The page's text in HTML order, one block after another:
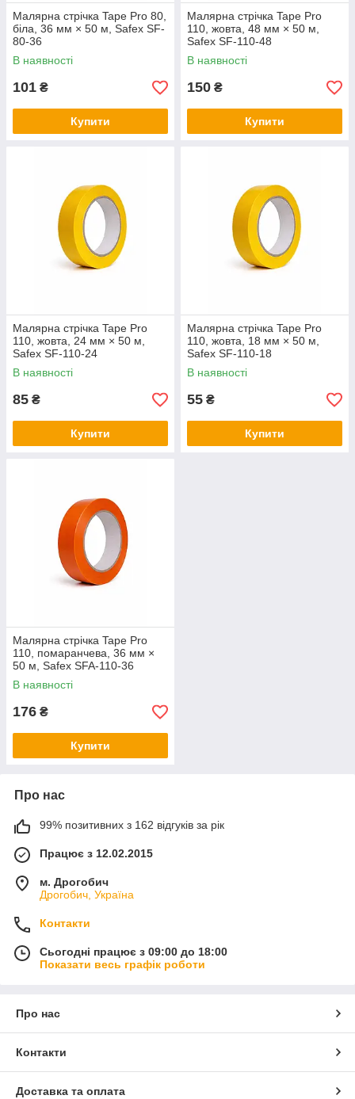
Малярна стрічка Tape Pro 80,
біла, 36 мм × 50 м, Safex SF-
80-36
В наявності
101 ₴
Купити
Малярна стрічка Tape Pro
110, жовта, 48 мм × 50 м,
Safex SF-110-48
В наявності
150 ₴
Купити
Малярна стрічка Tape Pro
110, жовта, 24 мм × 50 м,
Safex SF-110-24
В наявності
85 ₴
Купити
Малярна стрічка Tape Pro
110, жовта, 18 мм × 50 м,
Safex SF-110-18
В наявності
55 ₴
Купити
Малярна стрічка Tape Pro
110, помаранчева, 36 мм ×
50 м, Safex SFA-110-36
В наявності
176 ₴
Купити
Про нас
99% позитивних з 162 відгуків за рік
Працює з 12.02.2015
м. Дрогобич
Дрогобич, Україна
Контакти
Сьогодні працює з 09:00 до 18:00
Показати весь графік роботи
Про нас
Контакти
Доставка та оплата